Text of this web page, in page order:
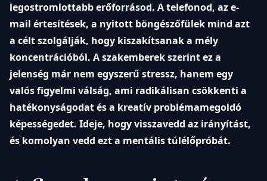
legostromlottabb erőforrásod. A telefonod, az e-
mail értesítések, a nyitott böngészőfülek mind azt
a célt szolgálják, hogy kiszakítsanak a mély
koncentrációból. A szakemberek szerint ez a
jelenség már nem egyszerű stressz, hanem egy
valós figyelmi válság, ami radikálisan csökkenti a
hatékonyságodat és a kreatív problémamegoldó
képességedet. Ideje, hogy visszavedd az irányítást,
és komolyan vedd ezt a mentális túlélőpróbát.